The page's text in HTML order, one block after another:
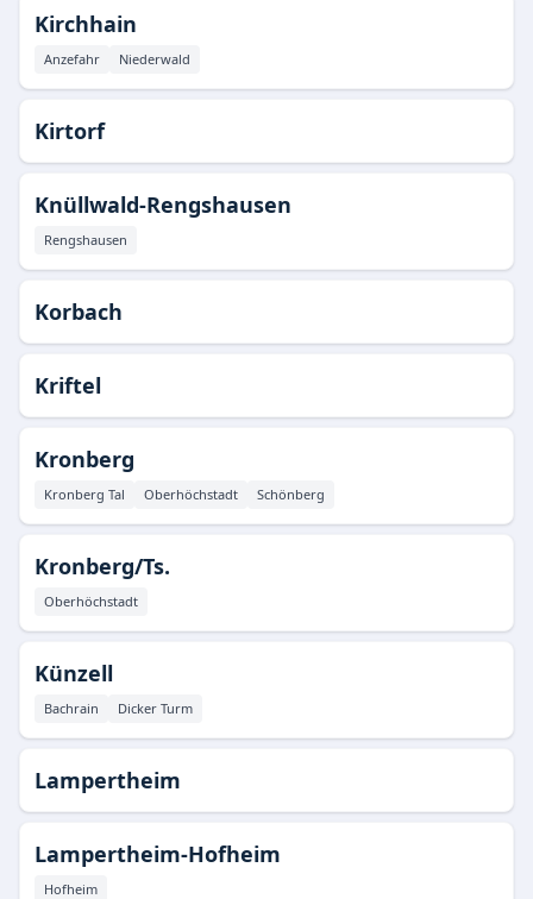
Kirchhain
Anzefahr Niederwald
Kirtorf
Knüllwald-Rengshausen
Rengshausen
Korbach
Kriftel
Kronberg
Kronberg Tal Oberhöchstadt Schönberg
Kronberg/Ts.
Oberhöchstadt
Künzell
Bachrain Dicker Turm
Lampertheim
Lampertheim-Hofheim
Hofheim